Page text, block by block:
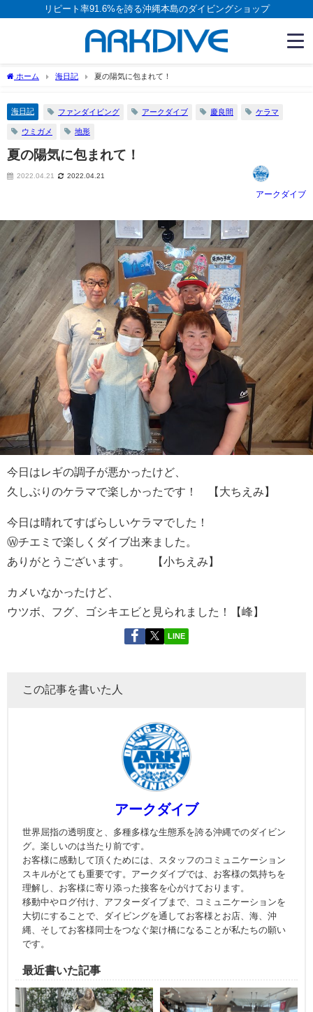
リピート率91.6%を誇る沖縄本島のダイビングショップ
ホーム 海日記 夏の陽気に包まれて！
海日記 ファンダイビング アークダイブ 慶良間 ケラマ
ウミガメ 地形
夏の陽気に包まれて！
2022.04.21 2022.04.21
アークダイブ
今日はレギの調子が悪かったけど、
久しぶりのケラマで楽しかったです！ 【大ちえみ】
今日は晴れてすばらしいケラマでした！
Ⓦチエミで楽しくダイブ出来ました。
ありがとうございます。 【小ちえみ】
カメいなかったけど、
ウツボ、フグ、ゴシキエビと見られました！【峰】
LINE
この記事を書いた人
アークダイブ
世界屈指の透明度と、多種多様な生態系を誇る沖縄でのダイビン
グ。楽しいのは当たり前です。
お客様に感動して頂くためには、スタッフのコミュニケーション
スキルがとても重要です。アークダイブでは、お客様の気持ちを
理解し、お客様に寄り添った接客を心がけております。
移動中やログ付け、アフターダイブまで、コミュニケーションを
大切にすることで、ダイビングを通してお客様とお店、海、沖
縄、そしてお客様同士をつなぐ架け橋になることが私たちの願い
です。
最近書いた記事